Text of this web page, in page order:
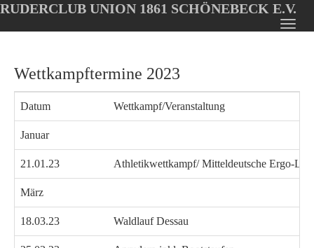
Oops, an error occurred! Code: 20260808042716c5fee0e4
main
content
RUDERCLUB UNION 1861 SCHÖNEBECK E.V.
Wettkampftermine 2023
Datum Wettkampf/Veranstaltung
Januar
21.01.23 Athletikwettkampf/ Mitteldeutsche Ergo-
März
18.03.23 Waldlauf Dessau